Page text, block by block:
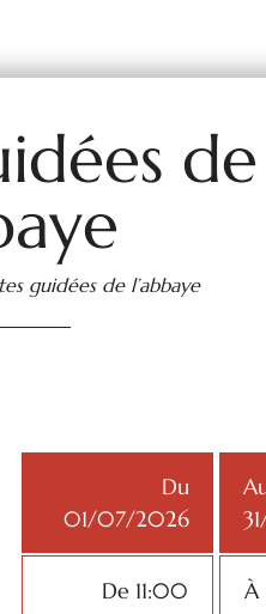
de
guidées de l’abbaye
Du
01/07/2026
De 11:00 À